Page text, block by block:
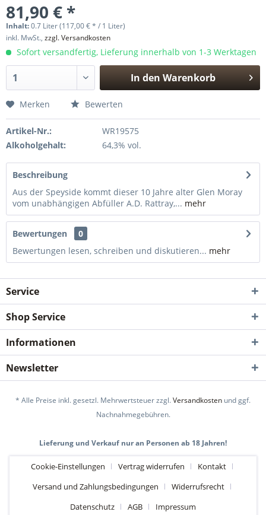
81,90 € *
Inhalt:0.7 Liter (117,00 € * / 1 Liter)
inkl. MwSt., zzgl. Versandkosten
Sofort versandfertig, Lieferung innerhalb von 1-3 Werktagen
In den Warenkorb
Merken Bewerten
Artikel-Nr.:
WR19575
Alkoholgehalt:
64,3% vol.
Beschreibung
Aus der Speyside kommt dieser 10 Jahre alter Glen Moray
vom unabhängigen Abfüller A.D. Rattray,... mehr
Bewertungen
0
Bewertungen lesen, schreiben und diskutieren... mehr
Service
Shop Service
Informationen
Newsletter
* Alle Preise inkl. gesetzl. Mehrwertsteuer zzgl.Versandkosten und ggf.
Nachnahmegebühren.
Lieferung und Verkauf nur an Personen ab 18 Jahren!
Cookie-Einstellungen Vertrag widerrufen
Kontakt
Versand und Zahlungsbedingungen
Widerrufsrecht
Datenschutz
AGB Impressum